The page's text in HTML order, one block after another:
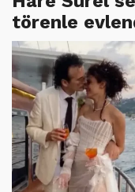
törenle